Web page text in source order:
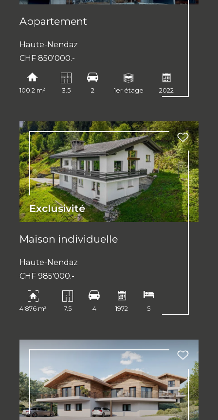
Appartement
Haute-Nendaz
CHF 850'000.-
100.2 m² 3.5 2 1er étage 2022
Exclusivité
Maison individuelle
Haute-Nendaz
CHF 985'000.-
4'876 m² 7.5 4 1972 5